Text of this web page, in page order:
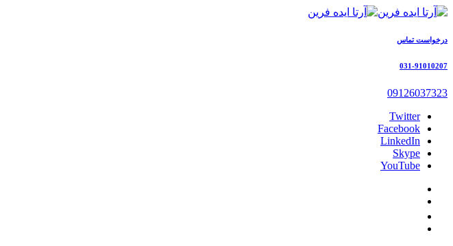
درخواست تماس
031-91010207
09126037323
Twitter
Facebook
LinkedIn
Skype
YouTube